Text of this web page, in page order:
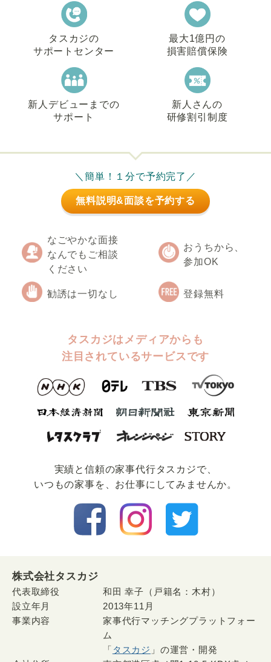
タスカジの
サポートセンター
最大1億円の
損害賠償保険
新人デビューまでの
サポート
新人さんの
研修割引制度
＼簡単！１分で予約完了／
無料説明&面談を予約する
なごやかな面接
なんでもご相談
ください
おうちから、
参加OK
勧誘は一切なし 登録無料
タスカジはメディアからも
注目されているサービスです
実績と信頼の家事代⾏タスカジで、
いつもの家事を、お仕事にしてみませんか。
株式会社タスカジ
代表取締役
和田 幸子（戸籍名：木村）
設立年月
2013年11月
事業内容
家事代行マッチングプラットフォー
ム
「 タスカジ 」の運営・開発